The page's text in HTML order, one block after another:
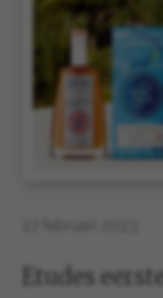
Etudes